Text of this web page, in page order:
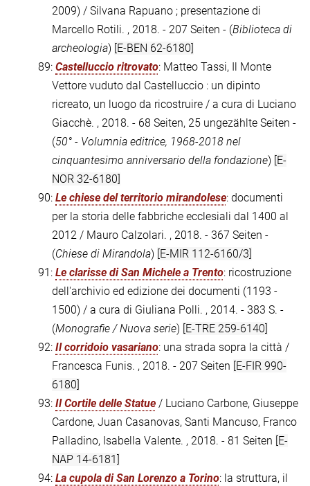
2009) / Silvana Rapuano ; presentazione di
Marcello Rotili. , 2018. - 207 Seiten - (Biblioteca di
archeologia) [E-BEN 62-6180]
89: Castelluccio ritrovato: Matteo Tassi, Il Monte
Vettore vuduto dal Castelluccio : un dipinto
ricreato, un luogo da ricostruire / a cura di Luciano
Giacchè. , 2018. - 68 Seiten, 25 ungezählte Seiten -
(50° - Volumnia editrice, 1968-2018 nel
cinquantesimo anniversario della fondazione) [E-
NOR 32-6180]
90: Le chiese del territorio mirandolese: documenti
per la storia delle fabbriche ecclesiali dal 1400 al
2012 / Mauro Calzolari. , 2018. - 367 Seiten -
(Chiese di Mirandola) [E-MIR 112-6160/3]
91: Le clarisse di San Michele a Trento: ricostruzione
dell'archivio ed edizione dei documenti (1193 -
1500) / a cura di Giuliana Polli. , 2014. - 383 S. -
(Monografie / Nuova serie) [E-TRE 259-6140]
92: Il corridoio vasariano: una strada sopra la città /
Francesca Funis. , 2018. - 207 Seiten [E-FIR 990-
6180]
93: Il Cortile delle Statue / Luciano Carbone, Giuseppe
Cardone, Juan Casanovas, Santi Mancuso, Franco
Palladino, Isabella Valente. , 2018. - 81 Seiten [E-
NAP 14-6181]
94: La cupola di San Lorenzo a Torino: la struttura, il